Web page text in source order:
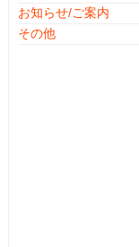
お知らせ/ご案内
その他